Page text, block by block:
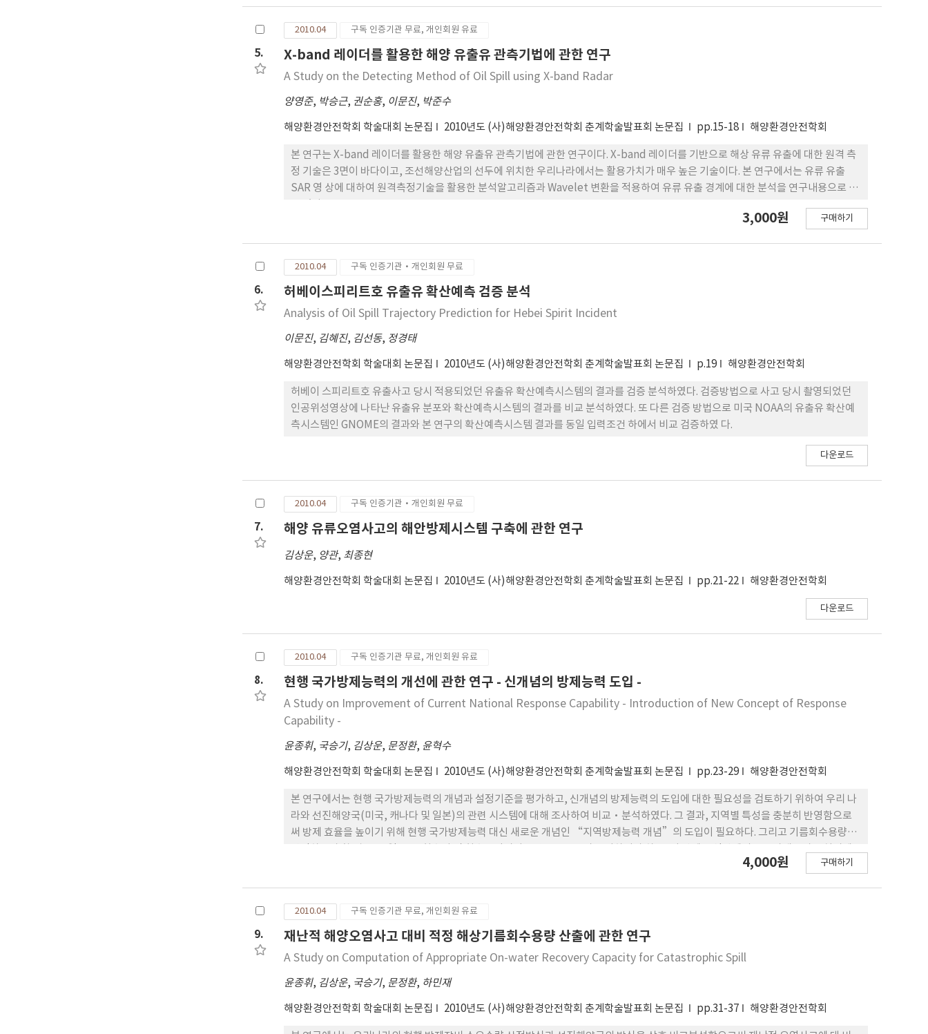
5.
2010.04 구독 인증기관 무료, 개인회원 유료
X-band 레이더를 활용한 해양 유출유 관측기법에 관한 연구
A Study on the Detecting Method of Oil Spill using X-band Radar
양영준, 박승근, 권순홍, 이문진, 박준수
해양환경안전학회 학술대회 논문집 2010년도 (사)해양환경안전학회 춘계학술발표회 논문집 pp.15-18 해양환경안전학회
본 연구는 X-band 레이더를 활용한 해양 유출유 관측기법에 관한 연구이다. X-band 레이더를 기반으로 해상 유류 유출에 대한 원격 측
정 기술은 3면이 바다이고, 조선해양산업의 선두에 위치한 우리나라에서는 활용가치가 매우 높은 기술이다. 본 연구에서는 유류 유출
SAR 영 상에 대하여 원격측정기술을 활용한 분석알고리즘과 Wavelet 변환을 적용하여 유류 유출 경계에 대한 분석을 연구내용으로 삼
3,000원 구매하기
6.
2010.04 구독 인증기관·개인회원 무료
허베이스피리트호 유출유 확산예측 검증 분석
Analysis of Oil Spill Trajectory Prediction for Hebei Spirit Incident
이문진, 김혜진, 김선동, 정경태
해양환경안전학회 학술대회 논문집 2010년도 (사)해양환경안전학회 춘계학술발표회 논문집 p.19 해양환경안전학회
허베이 스피리트호 유출사고 당시 적용되었던 유출유 확산예측시스템의 결과를 검증 분석하였다. 검증방법으로 사고 당시 촬영되었던
인공위성영상에 나타난 유출유 분포와 확산예측시스템의 결과를 비교 분석하였다. 또 다른 검증 방법으로 미국 NOAA의 유출유 확산예
측시스템인 GNOME의 결과와 본 연구의 확산예측시스템 결과를 동일 입력조건 하에서 비교 검증하였 다.
다운로드
7.
2010.04 구독 인증기관·개인회원 무료
해양 유류오염사고의 해안방제시스템 구축에 관한 연구
김상운, 양관, 최종현
해양환경안전학회 학술대회 논문집 2010년도 (사)해양환경안전학회 춘계학술발표회 논문집 pp.21-22 해양환경안전학회
다운로드
8.
2010.04 구독 인증기관 무료, 개인회원 유료
현행 국가방제능력의 개선에 관한 연구 - 신개념의 방제능력 도입 -
A Study on Improvement of Current National Response Capability - Introduction of New Concept of Response
Capability -
윤종휘, 국승기, 김상운, 문정환, 윤혁수
해양환경안전학회 학술대회 논문집 2010년도 (사)해양환경안전학회 춘계학술발표회 논문집 pp.23-29 해양환경안전학회
본 연구에서는 현행 국가방제능력의 개념과 설정기준을 평가하고, 신개념의 방제능력의 도입에 대한 필요성을 검토하기 위하여 우리 나
라와 선진해양국(미국, 캐나다 및 일본)의 관련 시스템에 대해 조사하여 비교·분석하였다. 그 결과, 지역별 특성을 충분히 반영함으로
써 방제 효율을 높이기 위해 현행 국가방제능력 대신 새로운 개념인 “지역방제능력 개념”의 도입이 필요하다. 그리고 기름회수용량을
4,000원 구매하기
9.
2010.04 구독 인증기관 무료, 개인회원 유료
재난적 해양오염사고 대비 적정 해상기름회수용량 산출에 관한 연구
A Study on Computation of Appropriate On-water Recovery Capacity for Catastrophic Spill
윤종휘, 김상운, 국승기, 문정환, 하민재
해양환경안전학회 학술대회 논문집 2010년도 (사)해양환경안전학회 춘계학술발표회 논문집 pp.31-37 해양환경안전학회